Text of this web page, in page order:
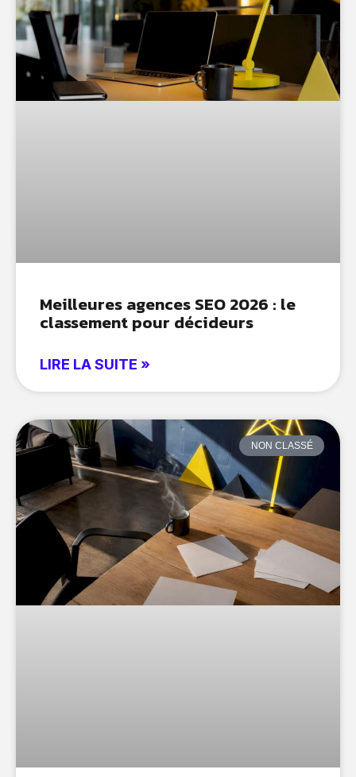
Meilleures agences SEO 2026 : le
classement pour décideurs
LIRE LA SUITE »
NON CLASSÉ